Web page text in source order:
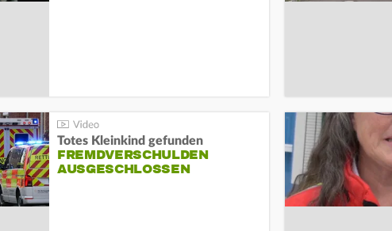
Totes Kleinkind gefunden
FREMDVERSCHULDEN
AUSGESCHLOSSEN